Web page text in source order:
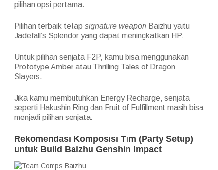
pilihan opsi pertama.
Pilihan terbaik tetap signature weapon Baizhu yaitu
Jadefall’s Splendor yang dapat meningkatkan HP.
Untuk pilihan senjata F2P, kamu bisa menggunakan
Prototype Amber atau Thrilling Tales of Dragon
Slayers.
Jika kamu membutuhkan Energy Recharge, senjata
seperti Hakushin Ring dan Fruit of Fulfillment masih bisa
menjadi pilihan senjata.
Rekomendasi Komposisi Tim (Party Setup)
untuk Build Baizhu Genshin Impact